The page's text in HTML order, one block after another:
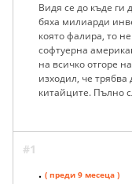
Видя се до къде ги
бяха милиарди
която фалира, то
софтуерна
на всичко отгоре
изходил, че
китайците. Пълно
#1
. ( преди 9 месеца )